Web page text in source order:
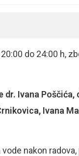
do 24:00 h,
dr. Ivana Poščića,
Ivana
nakon